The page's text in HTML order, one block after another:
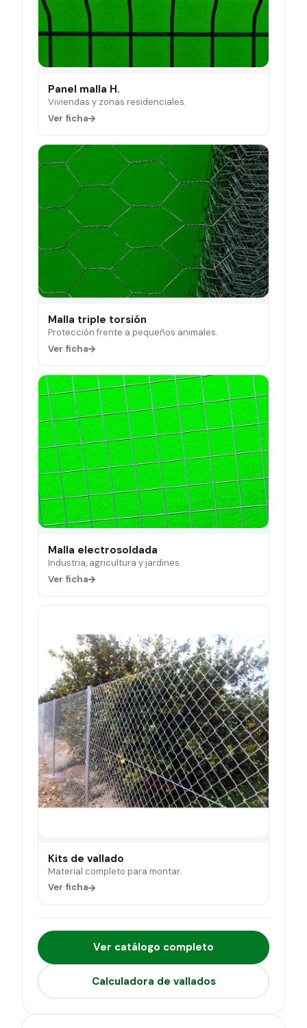
Panel malla H.
Viviendas y zonas residenciales.
Ver ficha
Malla triple torsión
Protección frente a pequeños animales.
Ver ficha
Malla electrosoldada
Industria, agricultura y jardines.
Ver ficha
Kits de vallado
Material completo para montar.
Ver ficha
Ver catálogo completo
Calculadora de vallados